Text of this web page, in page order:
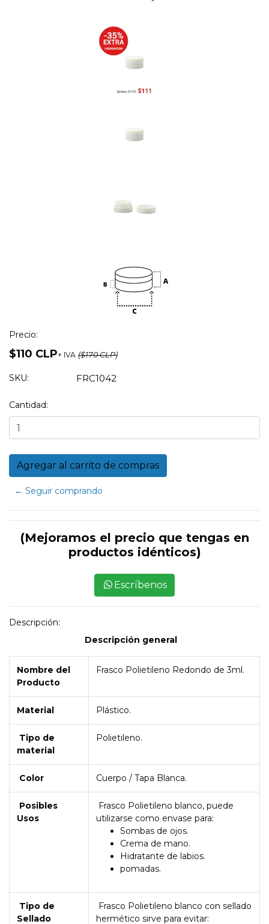
Precio:
$110 CLP+ IVA ($170 CLP)
SKU: FRC1042
Cantidad:
← Seguir comprando
(Mejoramos el precio que tengas en
productos idénticos)
Escríbenos
Descripción:
Descripción general
Nombre del
Producto
Frasco Polietileno Redondo de 3ml.
Material Plástico.
Tipo de
material
Polietileno.
Color Cuerpo / Tapa Blanca.
Posibles
Usos
Frasco Polietileno blanco, puede
utilizarse como envase para:
Sombas de ojos.
Crema de mano.
Hidratante de labios.
pomadas.
Tipo de
Sellado
Frasco Polietileno blanco con sellado
hermético sirve para evitar: